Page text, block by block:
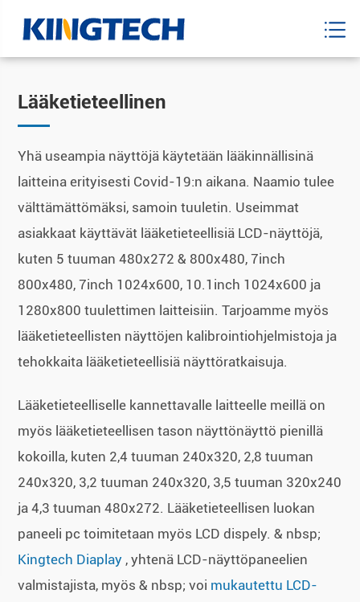
Lääketieteellinen
Yhä useampia näyttöjä käytetään lääkinnällisinä
laitteina erityisesti Covid-19:n aikana. Naamio tulee
välttämättömäksi, samoin tuuletin. Useimmat
asiakkaat käyttävät lääketieteellisiä LCD-näyttöjä,
kuten 5 tuuman 480x272 & 800x480, 7inch
800x480, 7inch 1024x600, 10.1inch 1024x600 ja
1280x800 tuulettimen laitteisiin. Tarjoamme myös
lääketieteellisten näyttöjen kalibrointiohjelmistoja ja
tehokkaita lääketieteellisiä näyttöratkaisuja.
Lääketieteelliselle kannettavalle laitteelle meillä on
myös lääketieteellisen tason näyttönäyttö pienillä
kokoilla, kuten 2,4 tuuman 240x320, 2,8 tuuman
240x320, 3,2 tuuman 240x320, 3,5 tuuman 320x240
ja 4,3 tuuman 480x272. Lääketieteellisen luokan
paneeli pc toimitetaan myös LCD dispely. & nbsp;
Kingtech Diaplay , yhtenä LCD-näyttöpaneelien
valmistajista, myös & nbsp; voi mukautettu LCD-